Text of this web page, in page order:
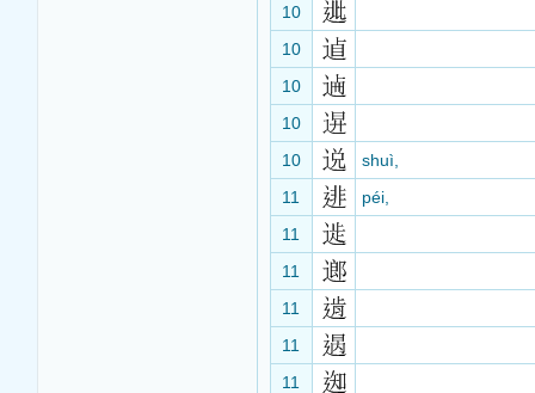
10
10
10
10
10
shuì,
11
péi,
11
11
11
11
11